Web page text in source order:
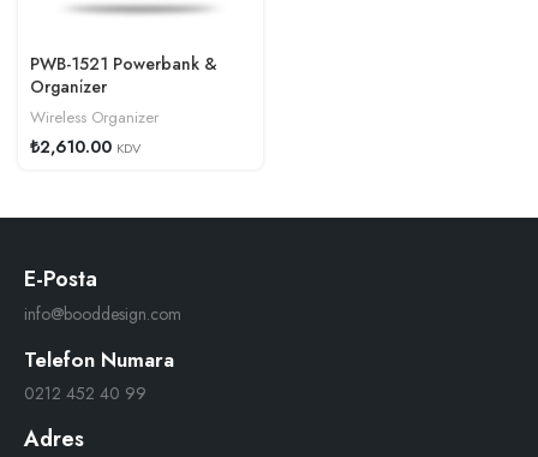
PWB-1521 Powerbank &
Organi̇zer
Wireless Organizer
₺2,610.00 KDV
E-Posta
info@booddesign.com
Telefon Numara
0212 452 40 99
Adres